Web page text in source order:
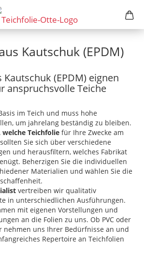
Kautschuk (EPDM)
(EPDM) eignen
anspruchsvolle Teiche
im Teich und muss hohe
um jahrelang beständig zu bleiben.
welche Teichfolie für Ihre Zwecke am
Sie sich über verschiedene
und herausfiltern, welches Fabrikat
Beherzigen Sie die individuellen
Materialien und wählen Sie die
vertreiben wir qualitativ
in unterschiedlichen Ausführungen.
mit eigenen Vorstellungen und
an die Folien zu uns. Ob PVC oder
nehmen uns Ihrer Bedürfnisse an und
Repertoire an Teichfolien